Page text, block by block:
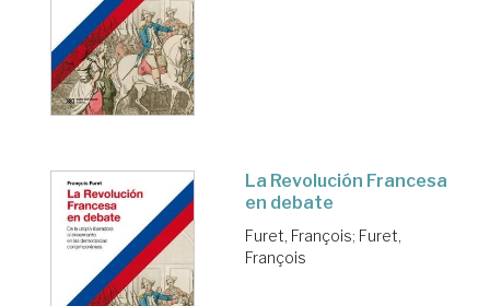
La Revolución Francesa
en debate
Furet, François; Furet,
François